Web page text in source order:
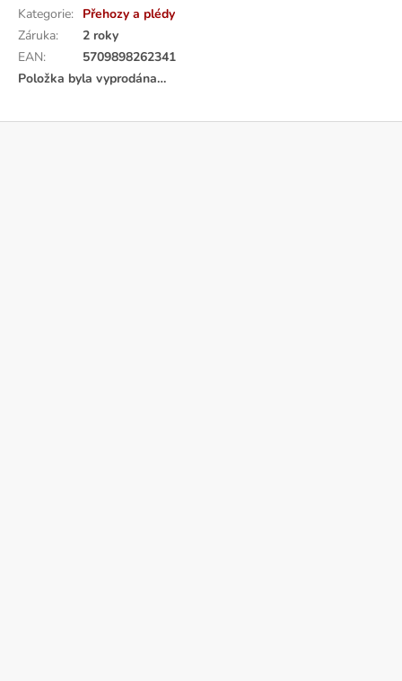
Kategorie: Přehozy a plédy
Záruka:
2 roky
EAN:
5709898262341
Položka byla vyprodána…
Z